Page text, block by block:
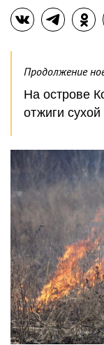
Продолжение
На острове
отжиги